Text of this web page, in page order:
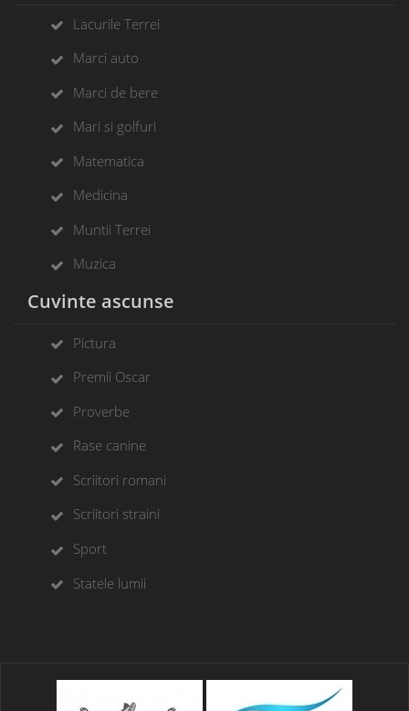
Lacurile Terrei
Marci auto
Marci de bere
Mari si golfuri
Matematica
Medicina
Muntii Terrei
Muzica
Cuvinte ascunse
Pictura
Premii Oscar
Proverbe
Rase canine
Scriitori romani
Scriitori straini
Sport
Statele lumii